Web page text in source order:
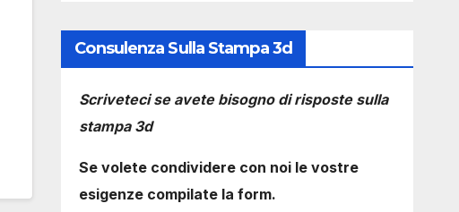
Consulenza Sulla Stampa 3d
Scriveteci se avete bisogno di risposte sulla
stampa 3d
Se volete condividere con noi le vostre
esigenze compilate la form.